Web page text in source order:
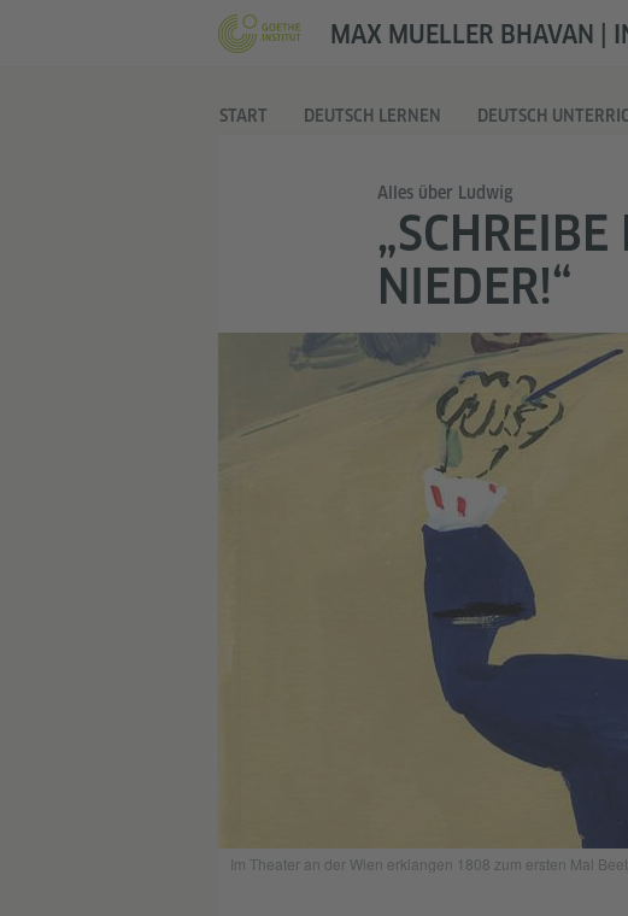
MAX MUELLER BHAVAN |
START DEUTSCH LERNEN DEUTSCH
Alles über Ludwig
NIEDER!“
Im Theater an der Wien erklangen 1808 zum ersten Mal